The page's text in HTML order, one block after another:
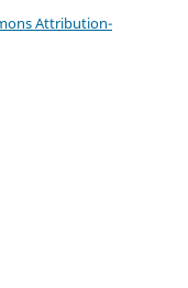
Attribution-